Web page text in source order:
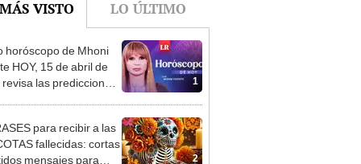
1
horóscopo de Mhoni
HOY, 15 de abril de
las predicciones
y entérate si te
2
para recibir a las
fallecidas: cortas
mensajes para
por el Día de Muertos